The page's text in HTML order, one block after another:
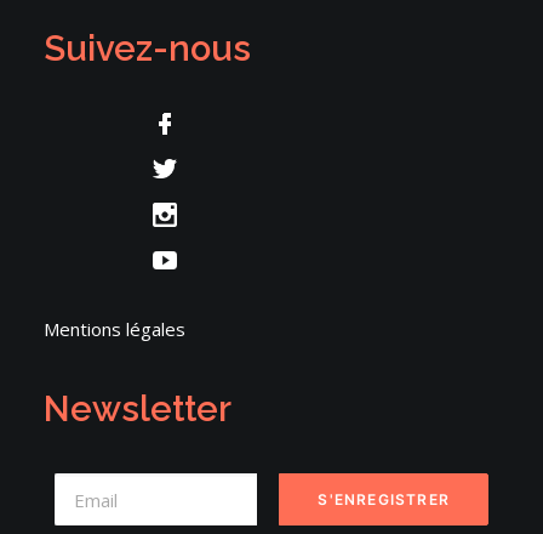
Suivez-nous
Mentions légales
Newsletter